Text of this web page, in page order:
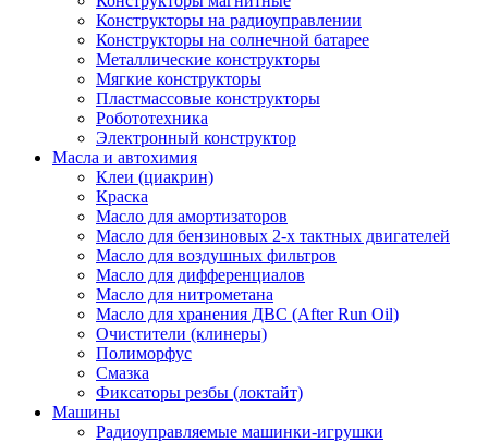
Конструкторы на радиоуправлении
Конструкторы на солнечной батарее
Металлические конструкторы
Мягкие конструкторы
Пластмассовые конструкторы
Робототехника
Электронный конструктор
Масла и автохимия
Клеи (циакрин)
Краска
Масло для амортизаторов
Масло для бензиновых 2-х тактных двигателей
Масло для воздушных фильтров
Масло для дифференциалов
Масло для нитрометана
Масло для хранения ДВС (After Run Oil)
Очистители (клинеры)
Полиморфус
Смазка
Фиксаторы резбы (локтайт)
Машины
Радиоуправляемые машинки-игрушки